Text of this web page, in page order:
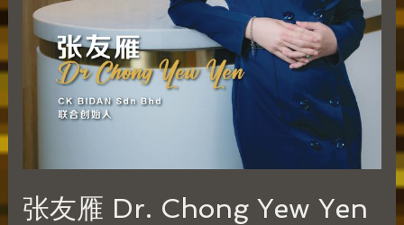
张友雁 Dr. Chong Yew Yen